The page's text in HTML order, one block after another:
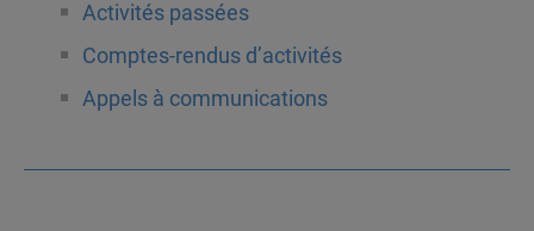
Activités passées
Comptes-rendus d’activités
Appels à communications